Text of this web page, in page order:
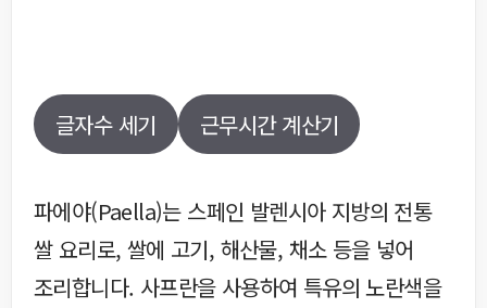
글자수 세기 근무시간 계산기
파에야(Paella)는 스페인 발렌시아 지방의 전통
쌀 요리로, 쌀에 고기, 해산물, 채소 등을 넣어
조리합니다. 사프란을 사용하여 특유의 노란색을